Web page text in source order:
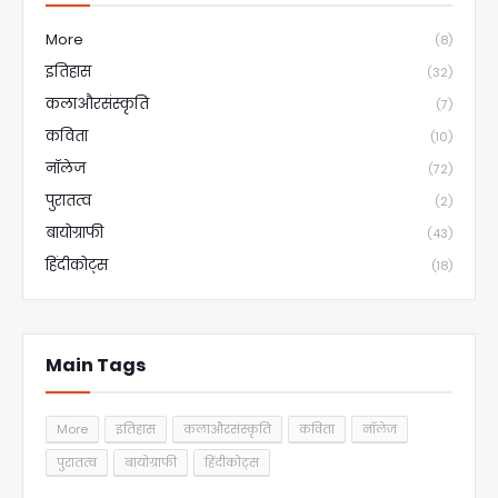
More (8)
इतिहास (32)
कलाऔरसंस्कृति (7)
कविता (10)
नॉलेज (72)
पुरातत्व (2)
बायोग्राफी (43)
हिंदीकोट्स (18)
Main Tags
More इतिहास कलाऔरसंस्कृति कविता
नॉलेज
पुरातत्व
बायोग्राफी हिंदीकोट्स